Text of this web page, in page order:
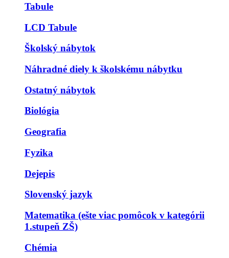
Tabule
LCD Tabule
Školský nábytok
Náhradné diely k školskému nábytku
Ostatný nábytok
Biológia
Geografia
Fyzika
Dejepis
Slovenský jazyk
Matematika (ešte viac pomôcok v kategórii
1.stupeň ZŠ)
Chémia